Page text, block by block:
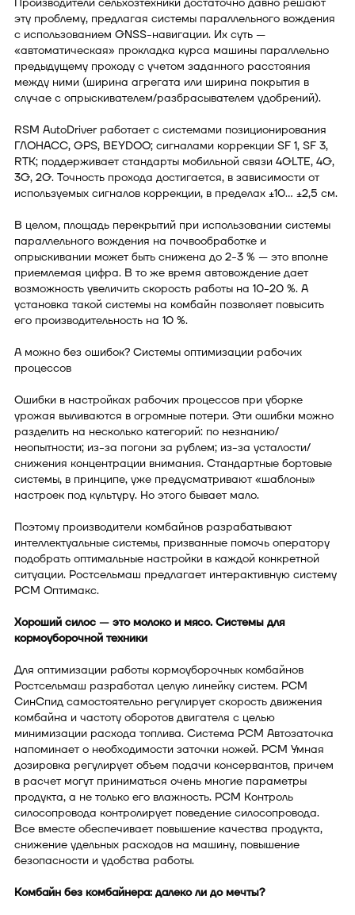
эту проблему, предлагая системы параллельного вождения
с использованием GNSS-навигации. Их суть —
«автоматическая» прокладка курса машины параллельно
предыдущему проходу с учетом заданного расстояния
между ними (ширина агрегата или ширина покрытия в
случае с опрыскивателем/разбрасывателем удобрений).
RSM AutoDriver работает с системами позиционирования
ГЛОНАСС, GPS, BEYDOO; сигналами коррекции SF 1, SF 3,
RTK; поддерживает стандарты мобильной связи 4GLTE, 4G,
3G, 2G. Точность прохода достигается, в зависимости от
используемых сигналов коррекции, в пределах ±10… ±2,5 см.
В целом, площадь перекрытий при использовании системы
параллельного вождения на почвообработке и
опрыскивании может быть снижена до 2-3 % — это вполне
приемлемая цифра. В то же время автовождение дает
возможность увеличить скорость работы на 10-20 %. А
установка такой системы на комбайн позволяет повысить
его производительность на 10 %.
А можно без ошибок? Системы оптимизации рабочих
процессов
Ошибки в настройках рабочих процессов при уборке
урожая выливаются в огромные потери. Эти ошибки можно
разделить на несколько категорий: по незнанию/
неопытности; из-за погони за рублем; из-за усталости/
снижения концентрации внимания. Стандартные бортовые
системы, в принципе, уже предусматривают «шаблоны»
настроек под культуру. Но этого бывает мало.
Поэтому производители комбайнов разрабатывают
интеллектуальные системы, призванные помочь оператору
подобрать оптимальные настройки в каждой конкретной
ситуации. Ростсельмаш предлагает интерактивную систему
РСМ Оптимакс.
Хороший силос — это молоко и мясо. Системы для
кормоуборочной техники
Для оптимизации работы кормоуборочных комбайнов
Ростсельмаш разработал целую линейку систем. РСМ
СинСпид самостоятельно регулирует скорость движения
комбайна и частоту оборотов двигателя с целью
минимизации расхода топлива. Система РСМ Автозаточка
напоминает о необходимости заточки ножей. РСМ Умная
дозировка регулирует объем подачи консервантов, причем
в расчет могут приниматься очень многие параметры
продукта, а не только его влажность. РСМ Контроль
силосопровода контролирует поведение силосопровода.
Все вместе обеспечивает повышение качества продукта,
снижение удельных расходов на машину, повышение
безопасности и удобства работы.
Комбайн без комбайнера: далеко ли до мечты?